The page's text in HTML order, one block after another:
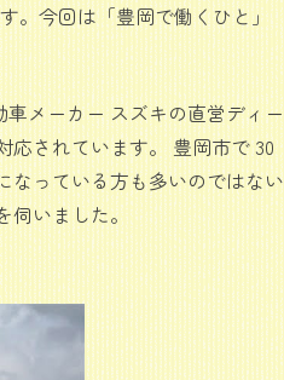
。今回は「豊岡で働くひと」
メーカー スズキの直営ディー
されています。 豊岡市で 30
なっている方も多いのではない
伺いました。